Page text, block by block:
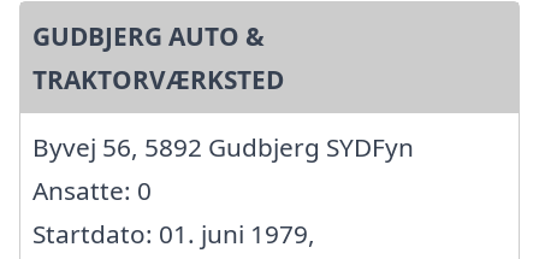
GUDBJERG AUTO &
TRAKTORVÆRKSTED
Byvej 56, 5892 Gudbjerg SYDFyn
Ansatte: 0
Startdato: 01. juni 1979,